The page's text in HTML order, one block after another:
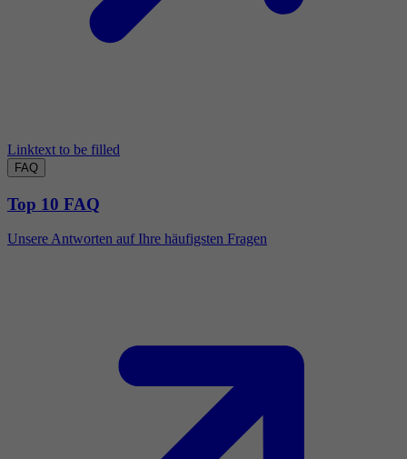
Linktext to be filled
FAQ
Top 10 FAQ
Unsere Antworten auf Ihre häufigsten Fragen